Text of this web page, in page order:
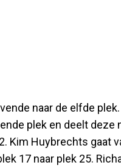
naar de elfde plek.
plek en deelt deze
Kim Huybrechts gaat
17 naar plek 25.